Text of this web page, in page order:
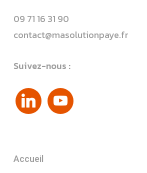
09 71 16 31 90
contact@masolutionpaye.fr
Suivez-nous :
linkedin youtube
Accueil